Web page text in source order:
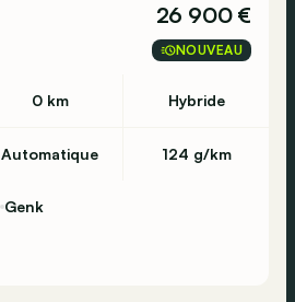
26 900 €
NOUVEAU
0 km Hybride
Automatique 124 g/km
Genk